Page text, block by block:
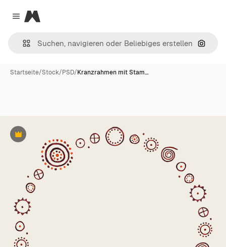
Close menu
Magnific
Nach
Startseite/Stock/PSD/Kranzrahmen mit Stam…
Premium